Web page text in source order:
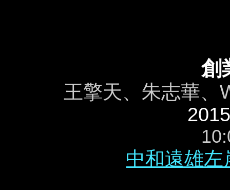
創
王擎天、朱志華、
中和遠雄